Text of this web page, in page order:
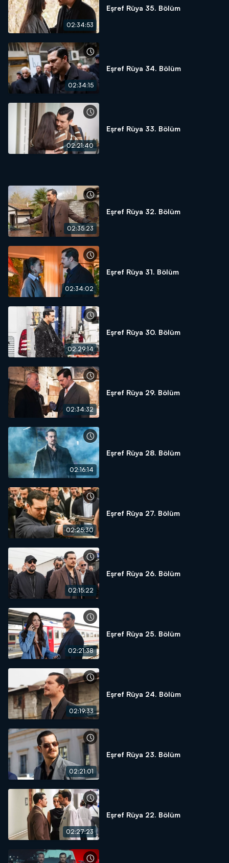
02:34:53
Eşref Rüya 35. Bölüm
02:34:15
Eşref Rüya 34. Bölüm
02:21:40
Eşref Rüya 33. Bölüm
02:35:23
Eşref Rüya 32. Bölüm
02:34:02
Eşref Rüya 31. Bölüm
02:29:14
Eşref Rüya 30. Bölüm
02:34:32
Eşref Rüya 29. Bölüm
02:16:14
Eşref Rüya 28. Bölüm
02:25:30
Eşref Rüya 27. Bölüm
02:15:22
Eşref Rüya 26. Bölüm
02:21:38
Eşref Rüya 25. Bölüm
02:19:33
Eşref Rüya 24. Bölüm
02:21:01
Eşref Rüya 23. Bölüm
02:27:23
Eşref Rüya 22. Bölüm